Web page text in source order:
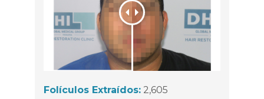
Folículos Extraídos: 2,605